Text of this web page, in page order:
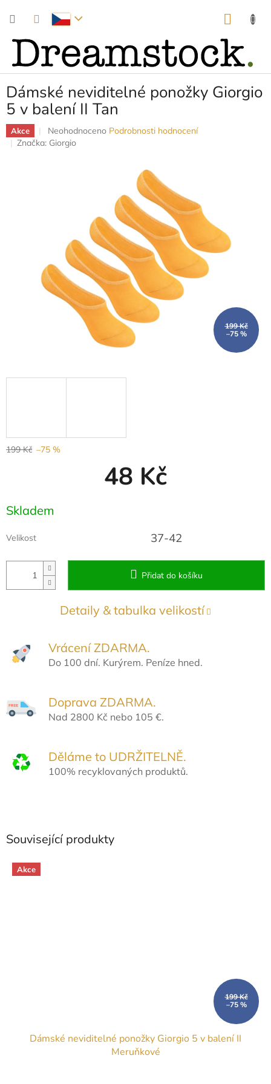
Dámské neviditelné ponožky Giorgio
5 v balení II Tan
Akce
Průměrné
hodnocení
Neohodnoceno Podrobnosti hodnocení
Značka: Giorgio
199 Kč
–75 %
199 Kč –75 %
48 Kč
Měrná
cena:
Skladem
Velikost 37-42
Přidat do košíku
Detaily & tabulka velikostí
Vrácení ZDARMA.
Do 100 dní. Kurýrem. Peníze hned.
Doprava ZDARMA.
Nad 2800 Kč nebo 105 €.
Děláme to UDRŽITELNĚ.
100% recyklovaných produktů.
Související produkty
Akce
199 Kč
–75 %
Dámské neviditelné ponožky Giorgio 5 v balení II
Meruňkové